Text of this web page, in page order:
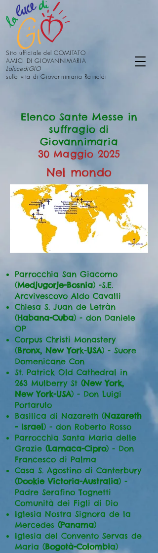
Sito ufficiale del COMITATO
AMICI DI GIOVANNIMARIA
LalucediGIO
sulla vita di Giovannimaria Rainaldi
Elenco Sante Messe in
suffragio di
Giovannimaria
30 Maggio 2025
Nel mondo
Parrocchia San Giacomo
(Medjugorje-Bosnia) -S.E.
Arcvivescovo Aldo Cavalli
Chiesa S. Juan de Letràn
(Habana-Cuba) - don Daniele
OP
Corpus Christi Monastery
(Bronx, New York-USA) - Suore
Domenicane Con
St. Patrick Old Cathedral in
263 Mulberry St (New York,
NewYork-USA) - Don Luigi
Portarulo
Basilica di Nazareth (Nazareth
- Israel) - don Roberto Rosso
Parrocchia Santa Maria delle
Grazie (Larnaca-Cipro) - Don
Francesco di Palma
Casa S. Agostino di Canterbury
(Dookie Victoria-Australia) -
Padre Serafino Tognetti
Comunità dei Figli di Dio
Iglesia Nostra Signora de la
Mercedes (Panama)
Iglesia del Convento Servas de
Maria (Bogotà-Colombia)